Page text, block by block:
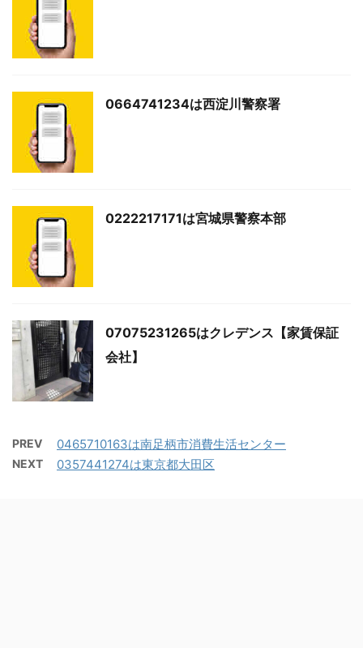
0664741234は西淀川警察署
0222217171は宮城県警察本部
07075231265はクレデンス【家賃保証
会社】
PREV 0465710163は南足柄市消費生活センター
NEXT 0357441274は東京都大田区